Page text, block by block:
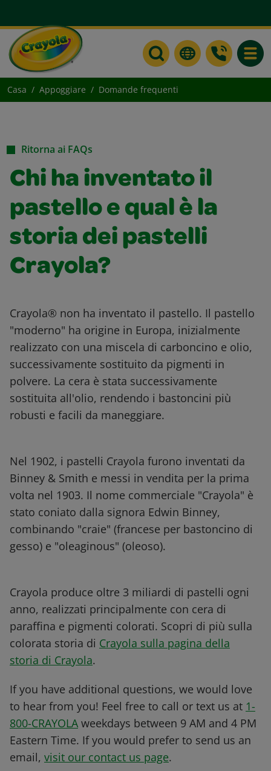
Casa Appoggiare Domande frequenti
Ritorna ai FAQs
Chi ha inventato il
pastello e qual è la
storia dei pastelli
Crayola?
Crayola® non ha inventato il pastello. Il pastello
"moderno" ha origine in Europa, inizialmente
realizzato con una miscela di carboncino e olio,
successivamente sostituito da pigmenti in
polvere. La cera è stata successivamente
sostituita all'olio, rendendo i bastoncini più
robusti e facili da maneggiare.
Nel 1902, i pastelli Crayola furono inventati da
Binney & Smith e messi in vendita per la prima
volta nel 1903. Il nome commerciale "Crayola" è
stato coniato dalla signora Edwin Binney,
combinando "craie" (francese per bastoncino di
gesso) e "oleaginous" (oleoso).
Crayola produce oltre 3 miliardi di pastelli ogni
anno, realizzati principalmente con cera di
paraffina e pigmenti colorati. Scopri di più sulla
colorata storia di Crayola sulla pagina della
storia di Crayola.
If you have additional questions, we would love
to hear from you! Feel free to call or text us at 1-
800-CRAYOLA weekdays between 9 AM and 4 PM
Eastern Time. If you would prefer to send us an
email, visit our contact us page.